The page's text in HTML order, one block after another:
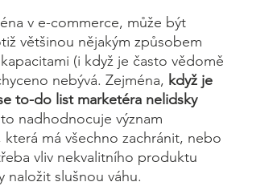
v e-commerce, může být
většinou nějakým způsobem
(i když je často vědomě
nebývá. Zejména, když je
to-do list marketéra nelidsky
nadhodnocuje význam
má všechno zachránit, nebo
vliv nekvalitního produktu
naložit slušnou váhu.